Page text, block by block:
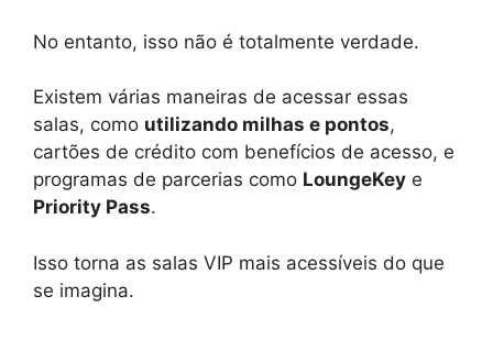
No entanto, isso não é totalmente verdade.
Existem várias maneiras de acessar essas
salas, como utilizando milhas e pontos,
cartões de crédito com benefícios de acesso, e
programas de parcerias como LoungeKey e
Priority Pass.
Isso torna as salas VIP mais acessíveis do que
se imagina.